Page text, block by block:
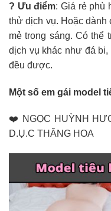
? Ưu điểm: Giá rẻ phù
thử dịch vụ. Hoặc
mẻ trong sáng. Có thể
dịch vụ khác như đá bi,
đều được.
Một số em gái model
❤️ NGỌC HUỲNH
D.Ụ.C THĂNG HOA